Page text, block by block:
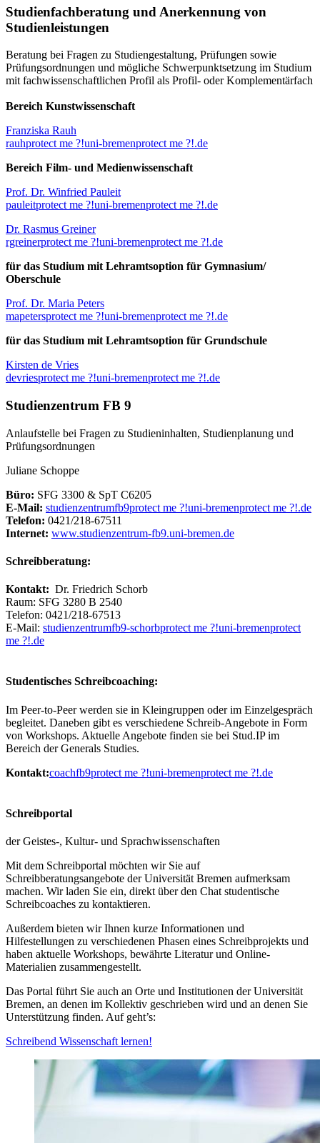
Studienfachberatung und Anerkennung von
Studienleistungen
Beratung bei Fragen zu Studiengestaltung, Prüfungen sowie
Prüfungsordnungen und mögliche Schwerpunktsetzung im Studium
mit fachwissenschaftlichen Profil als Profil- oder Komplementärfach
Bereich Kunstwissenschaft
Franziska Rauh
rauhprotect me ?!uni-bremenprotect me ?!.de
Bereich Film- und Medienwissenschaft
Prof. Dr. Winfried Pauleit
pauleitprotect me ?!uni-bremenprotect me ?!.de
Dr. Rasmus Greiner
rgreinerprotect me ?!uni-bremenprotect me ?!.de
für das Studium mit Lehramtsoption für Gymnasium/
Oberschule
Prof. Dr. Maria Peters
mapetersprotect me ?!uni-bremenprotect me ?!.de
für das Studium mit Lehramtsoption für Grundschule
Kirsten de Vries
devriesprotect me ?!uni-bremenprotect me ?!.de
Studienzentrum FB 9
Anlaufstelle bei Fragen zu Studieninhalten, Studienplanung und
Prüfungsordnungen
Juliane Schoppe
Büro: SFG 3300 & SpT C6205
E-Mail: studienzentrumfb9protect me ?!uni-bremenprotect me ?!.de
Telefon: 0421/218-67511
Internet: www.studienzentrum-fb9.uni-bremen.de
Schreibberatung:
Kontakt: Dr. Friedrich Schorb
Raum: SFG 3280 B 2540
Telefon: 0421/218-67513
E-Mail: studienzentrumfb9-schorbprotect me ?!uni-bremenprotect
me ?!.de
Studentisches Schreibcoaching:
Im Peer-to-Peer werden sie in Kleingruppen oder im Einzelgespräch
begleitet. Daneben gibt es verschiedene Schreib-Angebote in Form
von Workshops. Aktuelle Angebote finden sie bei Stud.IP im
Bereich der Generals Studies.
Kontakt:coachfb9protect me ?!uni-bremenprotect me ?!.de
Schreibportal
der Geistes-, Kultur- und Sprachwissenschaften
Mit dem Schreibportal möchten wir Sie auf
Schreibberatungsangebote der Universität Bremen aufmerksam
machen. Wir laden Sie ein, direkt über den Chat studentische
Schreibcoaches zu kontaktieren.
Außerdem bieten wir Ihnen kurze Informationen und
Hilfestellungen zu verschiedenen Phasen eines Schreibprojekts und
haben aktuelle Workshops, bewährte Literatur und Online-
Materialien zusammengestellt.
Das Portal führt Sie auch an Orte und Institutionen der Universität
Bremen, an denen im Kollektiv geschrieben wird und an denen Sie
Unterstützung finden. Auf geht’s:
Schreibend Wissenschaft lernen!